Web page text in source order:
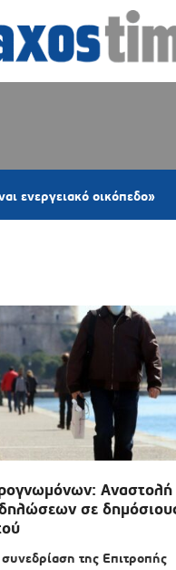
οικόπεδο»
Αναστολή
σε
της Επιτροπής